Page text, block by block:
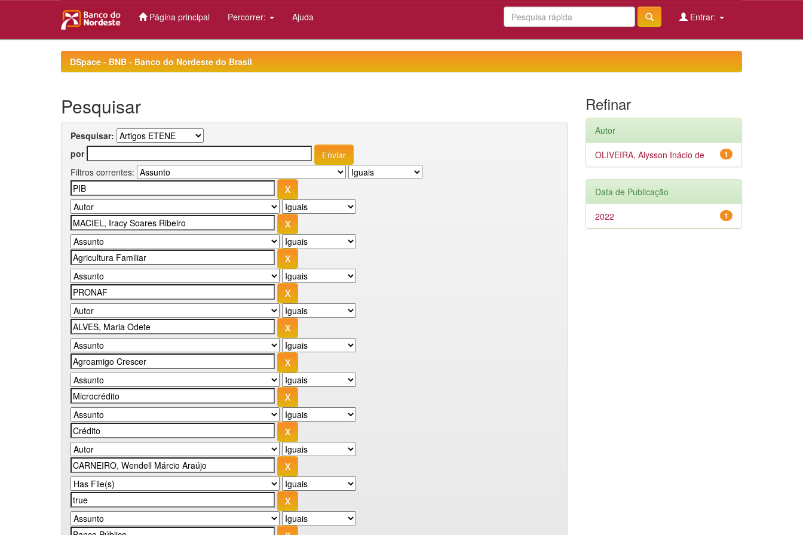
Página principal Percorrer: Ajuda Entrar:
DSpace - BNB - Banco do Nordeste do Brasil
Pesquisar
Pesquisar:
por
Filtros correntes:
Refinar
Autor
1
OLIVEIRA, Alysson Inácio de
Data de Publicação
1
2022